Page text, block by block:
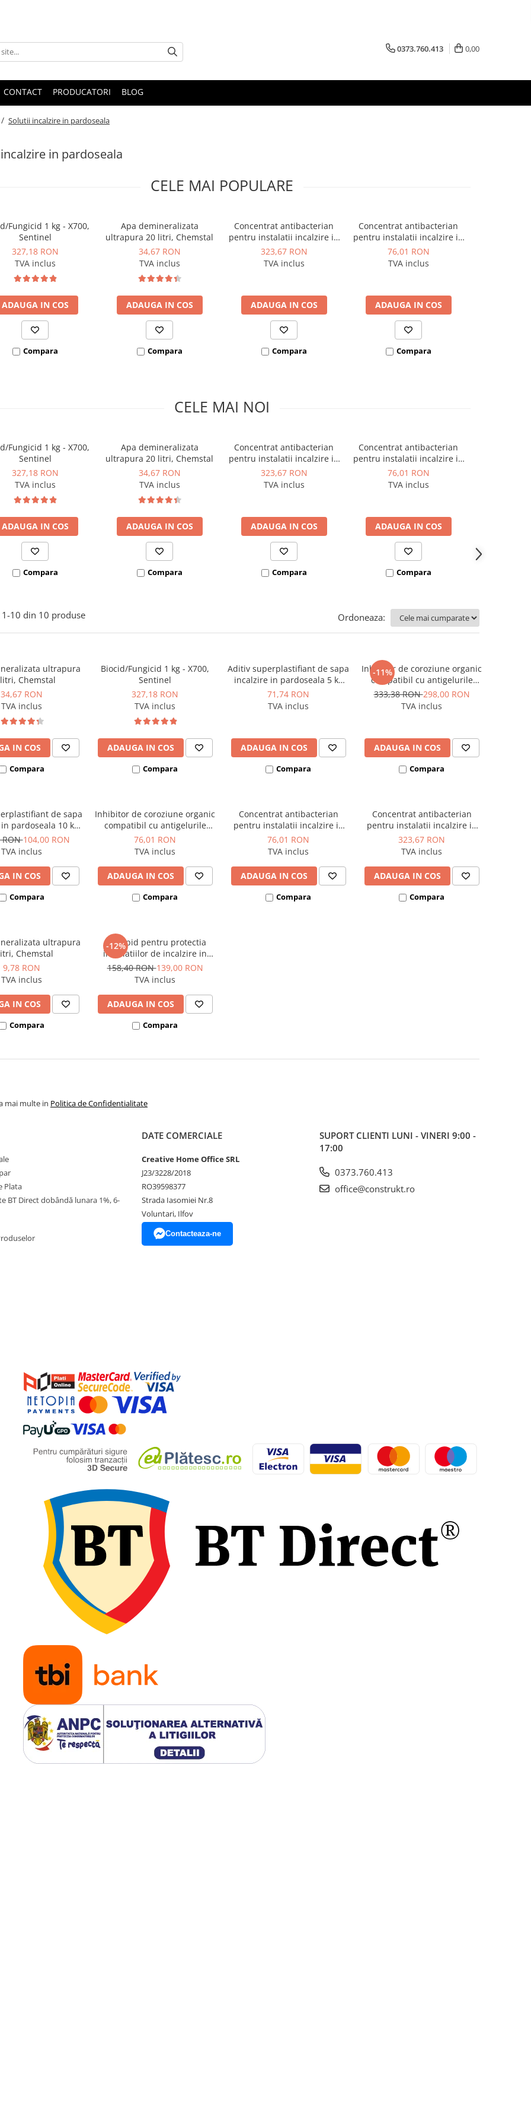
0373.760.413 0,00
CONTACT PRODUCATORI BLOG
Solutii incalzire in pardoseala
in pardoseala
CELE MAI POPULARE
Fungicid 1 kg - X700,
Sentinel
327,18 RON
TVA inclus
ADAUGA IN COS
Compara
Apa demineralizata
ultrapura 20 litri, Chemstal
34,67 RON
TVA inclus
ADAUGA IN COS
Compara
Concentrat antibacterian
pentru instalatii incalzire in
pardoseala 5 kg Bio Reduct,
Chemstal
323,67 RON
TVA inclus
ADAUGA IN COS
Compara
Concentrat antibacterian
pentru instalatii incalzire in
pardoseala 1 kg Bio Reduct,
Chemstal
76,01 RON
TVA inclus
ADAUGA IN COS
Compara
CELE MAI NOI
Fungicid 1 kg - X700,
Sentinel
327,18 RON
TVA inclus
ADAUGA IN COS
Compara
Apa demineralizata
ultrapura 20 litri, Chemstal
34,67 RON
TVA inclus
ADAUGA IN COS
Compara
Concentrat antibacterian
pentru instalatii incalzire in
pardoseala 5 kg Bio Reduct,
Chemstal
323,67 RON
TVA inclus
ADAUGA IN COS
Compara
Concentrat antibacterian
pentru instalatii incalzire in
pardoseala 1 kg Bio Reduct,
Chemstal
76,01 RON
TVA inclus
ADAUGA IN COS
Compara
1-10 din 10 produse Ordoneaza:
ultrapura
Chemstal
34,67 RON
TVA inclus
IN COS
Compara
Biocid/Fungicid 1 kg - X700,
Sentinel
327,18 RON
TVA inclus
ADAUGA IN COS
Compara
Aditiv superplastifiant de sapa
incalzire in pardoseala 5 kg
Floor Protect, Chemstal
71,74 RON
TVA inclus
ADAUGA IN COS
Compara
-11%
Inhibitor de coroziune organic
compatibil cu antigelurile
termotehnice 5 kg Instal
Protect, Chemstal
333,38 RON298,00 RON
TVA inclus
ADAUGA IN COS
Compara
de sapa
pardoseala 10 kg
Chemstal
RON104,00 RON
TVA inclus
IN COS
Compara
Inhibitor de coroziune organic
compatibil cu antigelurile
termotehnice 1 kg Instal
Protect, Chemstal
76,01 RON
TVA inclus
ADAUGA IN COS
Compara
Concentrat antibacterian
pentru instalatii incalzire in
pardoseala 1 kg Bio Reduct,
Chemstal
76,01 RON
TVA inclus
ADAUGA IN COS
Compara
Concentrat antibacterian
pentru instalatii incalzire in
pardoseala 5 kg Bio Reduct,
Chemstal
323,67 RON
TVA inclus
ADAUGA IN COS
Compara
ultrapura
Chemstal
9,78 RON
TVA inclus
IN COS
Compara
-12%
Kit rapid pentru protectia
instalatiilor de incalzire in
pardoseala (pana la 100 m²)
FLOOR EXPERT Plus, Chemstal
158,40 RON139,00 RON
TVA inclus
ADAUGA IN COS
Compara
mai multe in Politica de Confidentialitate
Plata
BT Direct dobândă lunara 1%, 6-
DATE COMERCIALE
Creative Home Office SRL
J23/3228/2018
RO39598377
Strada Iasomiei Nr.8
Voluntari, Ilfov
Contacteaza-ne
SUPORT CLIENTI LUNI - VINERI 9:00 -
17:00
0373.760.413
office@construkt.ro